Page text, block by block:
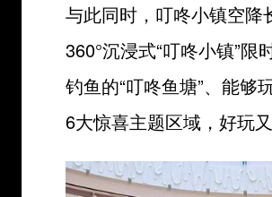
与此同时，叮咚小镇空降
360°沉浸式“叮咚小镇”
钓鱼的“叮咚鱼塘”、能够
6大惊喜主题区域，好玩又